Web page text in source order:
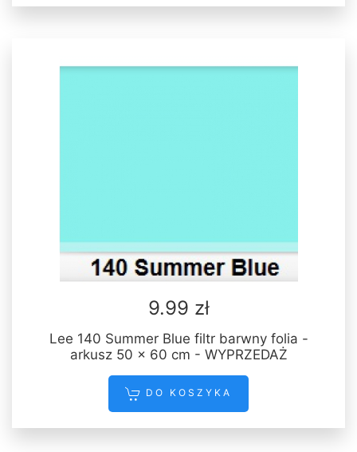
9.99 zł
Lee 140 Summer Blue filtr barwny folia -
arkusz 50 x 60 cm - WYPRZEDAŻ
DO KOSZYKA